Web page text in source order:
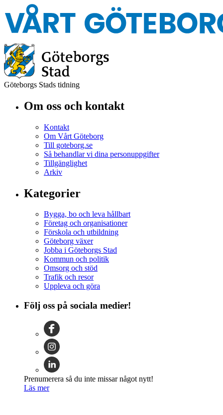
Göteborgs Stads tidning
Om oss och kontakt
Kontakt
Om Vårt Göteborg
Till goteborg.se
Så behandlar vi dina personuppgifter
Tillgänglighet
Arkiv
Kategorier
Bygga, bo och leva hållbart
Företag och organisationer
Förskola och utbildning
Göteborg växer
Jobba i Göteborgs Stad
Kommun och politik
Omsorg och stöd
Trafik och resor
Uppleva och göra
Följ oss på sociala medier!
Prenumerera så du inte missar något nytt!
Läs mer